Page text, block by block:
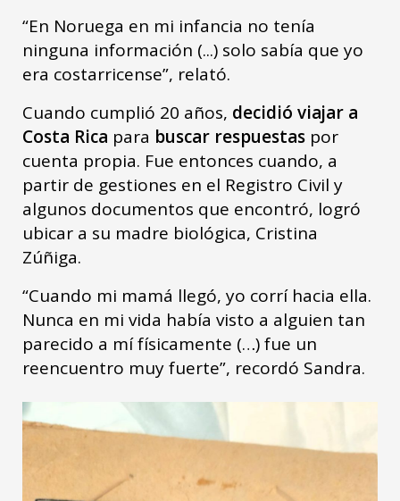
“En Noruega en mi infancia no tenía
ninguna información (...) solo sabía que yo
era costarricense”, relató.
Cuando cumplió 20 años, decidió viajar a
Costa Rica para buscar respuestas por
cuenta propia. Fue entonces cuando, a
partir de gestiones en el Registro Civil y
algunos documentos que encontró, logró
ubicar a su madre biológica, Cristina
Zúñiga.
“Cuando mi mamá llegó, yo corrí hacia ella.
Nunca en mi vida había visto a alguien tan
parecido a mí físicamente (…) fue un
reencuentro muy fuerte”, recordó Sandra.